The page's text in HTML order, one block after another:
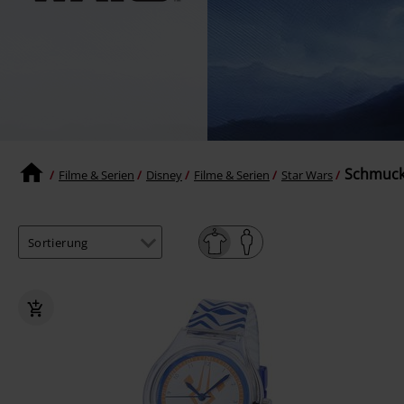
Filme & Serien Disney Filme & Serien Star Wars